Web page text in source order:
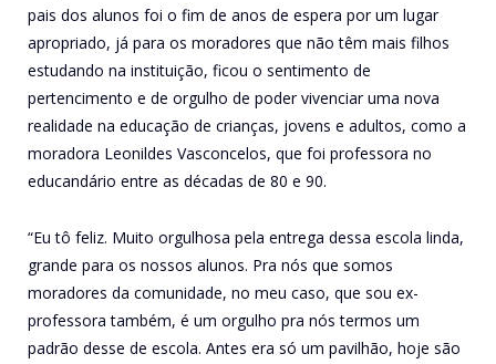
pais dos alunos foi o fim de anos de espera por um lugar
apropriado, já para os moradores que não têm mais filhos
estudando na instituição, ficou o sentimento de
pertencimento e de orgulho de poder vivenciar uma nova
realidade na educação de crianças, jovens e adultos, como a
moradora Leonildes Vasconcelos, que foi professora no
educandário entre as décadas de 80 e 90.
“Eu tô feliz. Muito orgulhosa pela entrega dessa escola linda,
grande para os nossos alunos. Pra nós que somos
moradores da comunidade, no meu caso, que sou ex-
professora também, é um orgulho pra nós termos um
padrão desse de escola. Antes era só um pavilhão, hoje são